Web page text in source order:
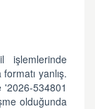
işlemlerinde
yanlış.
534801
olduğunda